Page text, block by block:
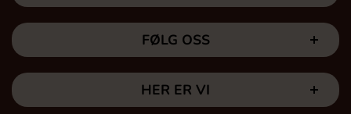
FØLG OSS
HER ER VI